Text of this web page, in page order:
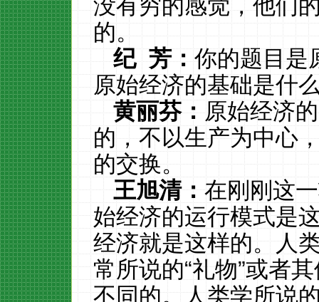
没有穷的感觉，他们
的。
纪 芳：你的题目是
原始经济的基础是什
黄丽芬：原始经济
的，不以生产为中心
的交换。
王旭清：在刚刚这
始经济的运行模式是
经济就是这样的。人
常所说的“礼物”或者
不同的。人类学所说